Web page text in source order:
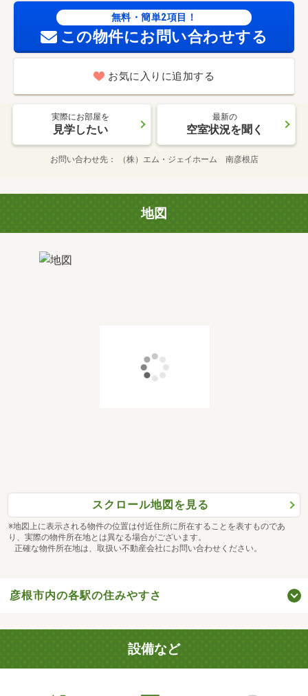
無料・簡単2項目！
この物件にお問い合わせする
お気に入りに追加する
実際にお部屋を
見学したい
最新の
空室状況を聞く
お問い合わせ先 （株）エム・ジェイホーム 南彦根店
地図
スクロール地図を見る
※地図上に表示される物件の位置は付近住所に所在することを表すものであ
り、実際の物件所在地とは異なる場合がございます。
正確な物件所在地は、取扱い不動産会社にお問い合わせください。
彦根市内の各駅の住みやすさ
設備など